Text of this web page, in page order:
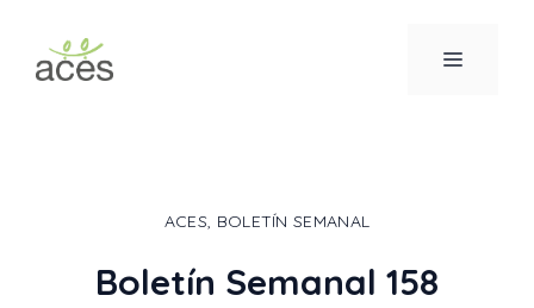
contenido
MENÚ
ACES, BOLETÍN SEMANAL
Boletín Semanal 158